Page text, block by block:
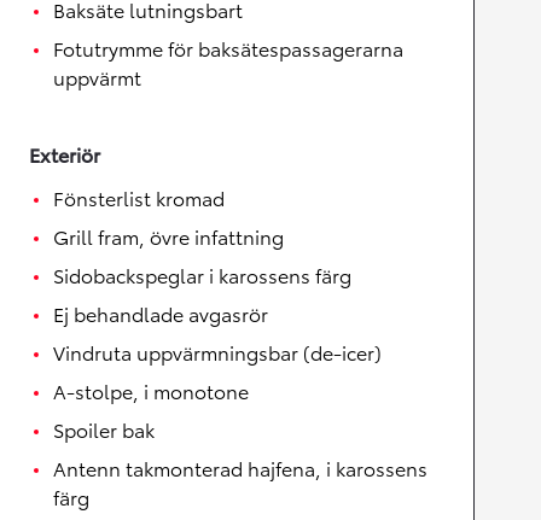
Baksäte lutningsbart
Fotutrymme för baksätespassagerarna
uppvärmt
Exteriör
Fönsterlist kromad
Grill fram, övre infattning
Sidobackspeglar i karossens färg
Ej behandlade avgasrör
Vindruta uppvärmningsbar (de-icer)
A-stolpe, i monotone
Spoiler bak
Antenn takmonterad hajfena, i karossens
färg